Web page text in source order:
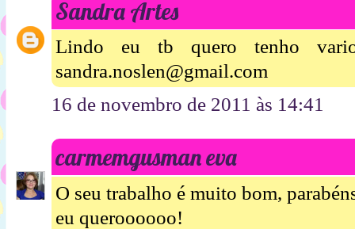
Sandra Artes
Lindo eu tb quero tenho
sandra.noslen@gmail.com
16 de novembro de 2011 às 14:41
carmemgusman eva
O seu trabalho é muito bom,
eu queroooooo!